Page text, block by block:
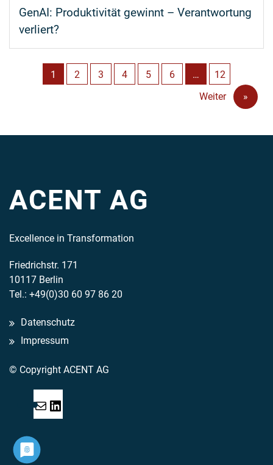
GenAI: Produktivität gewinnt – Verantwortung
verliert?
1 2 3 4 5 6 …
12
Weiter
»
ACENT AG
Excellence in Transformation
Friedrichstr. 171
10117 Berlin
Tel.: +49(0)30 60 97 86 20
Datenschutz
Impressum
© Copyright ACENT AG
Mail